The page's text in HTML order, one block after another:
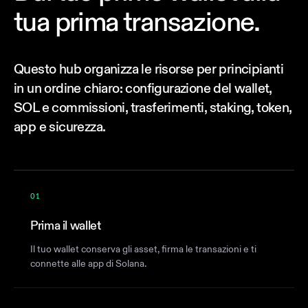
tua prima transazione.
Questo hub organizza le risorse per principianti
in un ordine chiaro: configurazione del wallet,
SOL e commissioni, trasferimenti, staking, token,
app e sicurezza.
01
Prima il wallet
Il tuo wallet conserva gli asset, firma le transazioni e ti
connette alle app di Solana.